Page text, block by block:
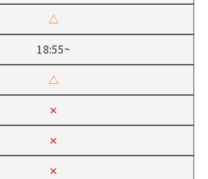
△
18:55~
△
✕
✕
✕